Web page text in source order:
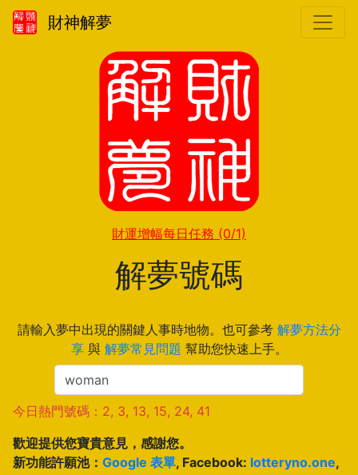
財神解夢
財運增幅每日任務 (0/1)
解夢號碼
請輸入夢中出現的關鍵人事時地物。也可參考 解夢方法分
享與 解夢常見問題 幫助您快速上手。
今日熱門號碼：2, 3, 13, 15, 24, 41
歡迎提供您寶貴意見，感謝您。
新功能許願池： Google 表單, Facebook: lotteryno.one,